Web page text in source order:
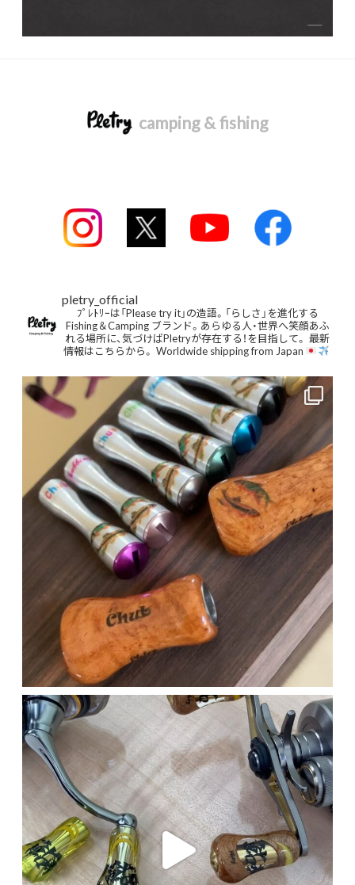
camping & fishing
pletry_official
ﾌﾟﾚﾄﾘｰは「Please try it」の造語。「らしさ」を進化する
Fishing＆Camping ブランド。あらゆる人・世界へ笑顔あふ
れる場所に、気づけばPletryが存在する！を目指して。 最新
情報はこちらから。 Worldwide shipping from Japan